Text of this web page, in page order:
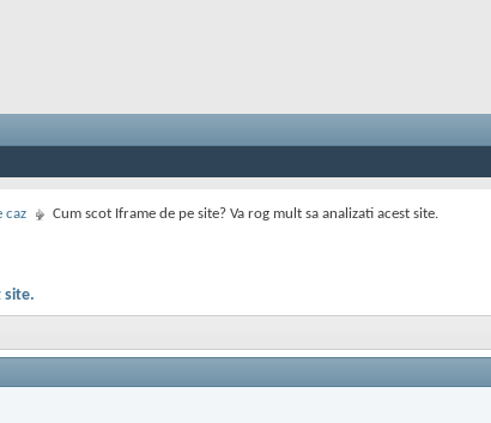
caz Cum scot Iframe de pe site? Va rog mult sa analizati acest site.
site.